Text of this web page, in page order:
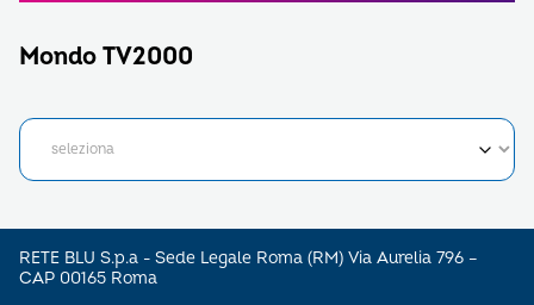
Mondo TV2000
RETE BLU S.p.a - Sede Legale Roma (RM) Via Aurelia 796 –
CAP 00165 Roma